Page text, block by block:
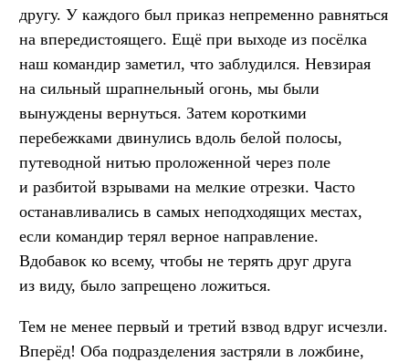
другу. У каждого был приказ непременно равняться
на впередистоящего. Ещё при выходе из посёлка
наш командир заметил, что заблудился. Невзирая
на сильный шрапнельный огонь, мы были
вынуждены вернуться. Затем короткими
перебежками двинулись вдоль белой полосы,
путеводной нитью проложенной через поле
и разбитой взрывами на мелкие отрезки. Часто
останавливались в самых неподходящих местах,
если командир терял верное направление.
Вдобавок ко всему, чтобы не терять друг друга
из виду, было запрещено ложиться.
Тем не менее первый и третий взвод вдруг исчезли.
Вперёд! Оба подразделения застряли в ложбине,